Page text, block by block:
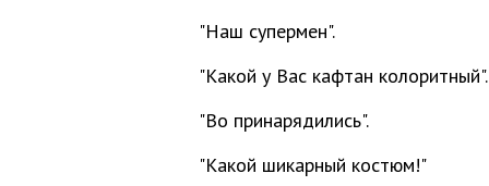
"Наш супермен".
"Какой у Вас кафтан колоритный".
"Во принарядились".
"Какой шикарный костюм!"